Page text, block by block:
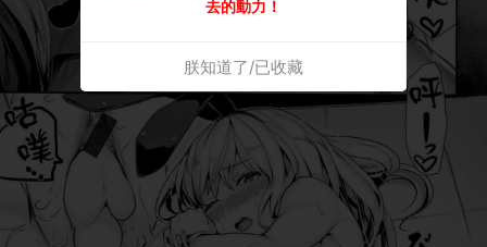
去的動力！
朕知道了/已收藏